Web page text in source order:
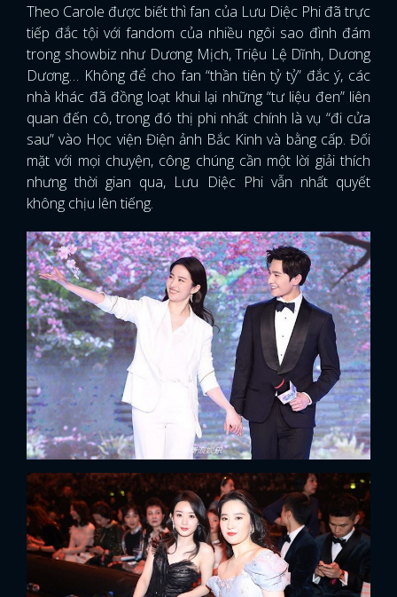
Theo Carole được biết thì fan của Lưu Diệc Phi đã trực
tiếp đắc tội với fandom của nhiều ngôi sao đình đám
trong showbiz như Dương Mịch, Triệu Lệ Dĩnh, Dương
Dương… Không để cho fan “thần tiên tỷ tỷ” đắc ý, các
nhà khác đã đồng loạt khui lại những “tư liệu đen” liên
quan đến cô, trong đó thị phi nhất chính là vụ “đi cửa
sau” vào Học viện Điện ảnh Bắc Kinh và bằng cấp. Đối
mặt với mọi chuyện, công chúng cần một lời giải thích
nhưng thời gian qua, Lưu Diệc Phi vẫn nhất quyết
không chịu lên tiếng.